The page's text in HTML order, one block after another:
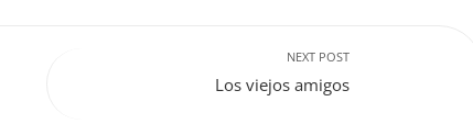
NEXT POST
Los viejos amigos